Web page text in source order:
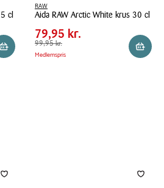
cl
Reservér i butik
RAW
Aida RAW Arctic White krus 30 cl
Aida
RAW
Arctic
Pris
tabel
Pris
79,95 kr.
Spar
20,00 kr.
Førpris
79,95 kr.
99,95 kr.
Medlemspris